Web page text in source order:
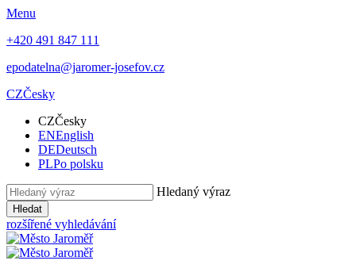
Menu
+420 491 847 111
epodatelna@jaromer-josefov.cz
CZČesky
CZČesky
ENEnglish
DEDeutsch
PLPo polsku
Hledaný výraz
Hledat
rozšířené vyhledávání